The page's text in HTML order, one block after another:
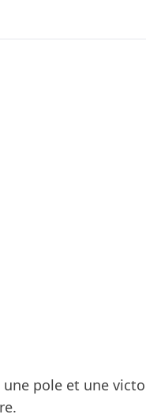
pole et une